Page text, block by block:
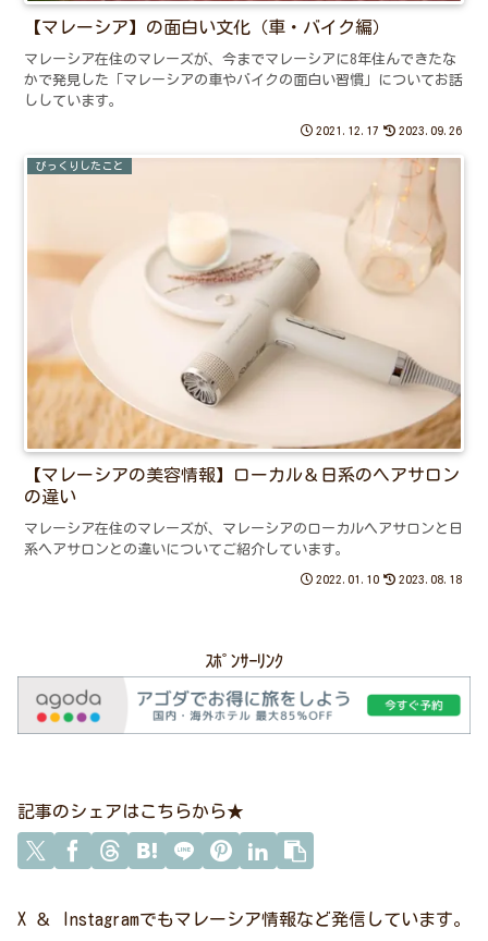
【マレーシア】の面白い文化（車・バイク編）
マレーシア在住のマレーズが、今までマレーシアに8年住んできたな
かで発見した「マレーシアの車やバイクの面白い習慣」についてお話
ししています。
2021.12.17 2023.09.26
びっくりしたこと
【マレーシアの美容情報】ローカル＆日系のヘアサロン
の違い
マレーシア在住のマレーズが、マレーシアのローカルヘアサロンと日
系ヘアサロンとの違いについてご紹介しています。
2022.01.10 2023.08.18
ｽﾎﾟﾝｻｰﾘﾝｸ
記事のシェアはこちらから★
X ＆ Instagramでもマレーシア情報など発信しています。